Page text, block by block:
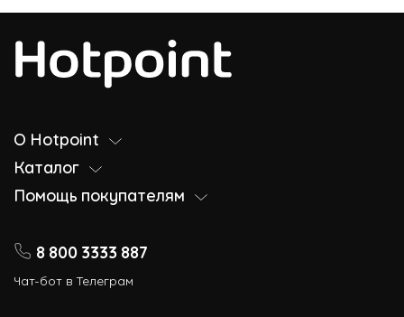
О Hotpoint
Каталог
Помощь покупателям
8 800 3333 887
Чат-бот в Телеграм